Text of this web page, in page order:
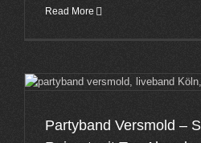
Read More
Partyband Versmold –